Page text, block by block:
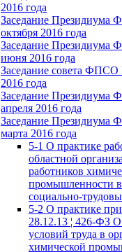
2016 года
Заседание
октября 2016 года
Заседание
июня 2016 года
Заседание совета ФПСО
2016 года
Заседание
апреля 2016 года
Заседание
марта 2016 года
5-1 О практике
областной
работников
промышленности
социально-
5-2 О практике
28.12.13 ¦ 426-ФЗ
условий труда в
химической